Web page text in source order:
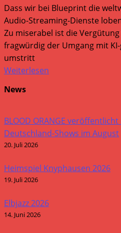
Dass wir bei Blueprint die
Audio-Streaming-Dienste
Zu miserabel ist die
fragwürdig der Umgang mit
umstritt
Weiterlesen
News
BLOOD ORANGE
Deutschland-Shows im August
20. Juli 2026
Heimspiel Knyphausen 2026
19. Juli 2026
Elbjazz 2026
14. Juni 2026